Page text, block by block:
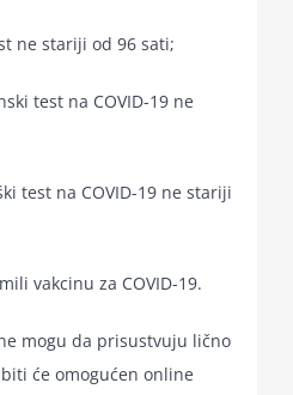
ne stariji od 96 sati;
test na COVID-19 ne
test na COVID-19 ne stariji
vakcinu za COVID-19.
mogu da prisustvuju lično
će omogućen online